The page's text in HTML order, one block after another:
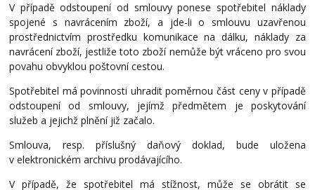
V případě odstoupení od smlouvy ponese spotřebitel náklady
spojené s navrácením zboží, a jde-li o
smlouvu uzavřenou
prostřednictvím prostředku komunikace na dálku, náklady za
navrácení zboží, jestliže toto zboží nemůže být vráceno pro svou
povahu obvyklou poštovní cestou.
Spotřebitel má povinnosti uhradit poměrnou část ceny v případě
odstoupení od smlouvy, jejímž předmětem je poskytování
služeb a jejichž plnění již začalo.
Smlouva, resp. příslušný daňový doklad, bude uložena
v elektronickém archivu prodávajícího.
V případě, že spotřebitel má stížnost, může se obrátit se